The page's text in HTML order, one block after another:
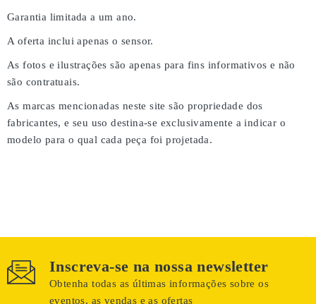
Garantia limitada a um ano.
A oferta inclui apenas o sensor.
As fotos e ilustrações são apenas para fins informativos e não
são contratuais.
As marcas mencionadas neste site são propriedade dos
fabricantes, e seu uso destina-se exclusivamente a indicar o
modelo para o qual cada peça foi projetada.
Inscreva-se na nossa newsletter
Obtenha todas as últimas informações sobre os
eventos, as vendas e as ofertas